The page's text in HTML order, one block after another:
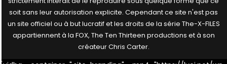
soit sans leur autorisation explicite. Cependant ce site n'est pas
un site officiel ou à but lucratif et les droits de la série The-X-FILES
appartiennent à la FOX, The Ten Thirteen productions et à son
créateur Chris Carter.